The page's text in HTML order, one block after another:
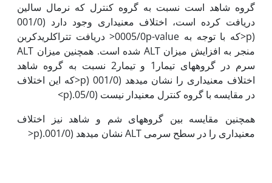
گروه شاهد است نسبت به گروه کنترل که نرمال سالین
دریافت کرده است، اختلاف معنی­داری وجود دارد (001/0
(p<که با توجه به 0005/0p-value< دریافت تتراکلریدکربن
منجر به افزایش میزان ALT شده است. همچنین میزان ALT
سرم در گروه­های تیمار1 و تیمار2 نسبت به گروه شاهد
اختلاف معنی‫داری را نشان می­دهد (001/0 (p<که این اختلاف
در مقایسه با گروه کنترل معنی­دار نیست (05/0.(p>
همچنین مقایسه بین گروه­های شم و شاهد نیز اختلاف
معنی‫داری را در سطح سرمی ALT نشان می­دهد (001/0.(p<